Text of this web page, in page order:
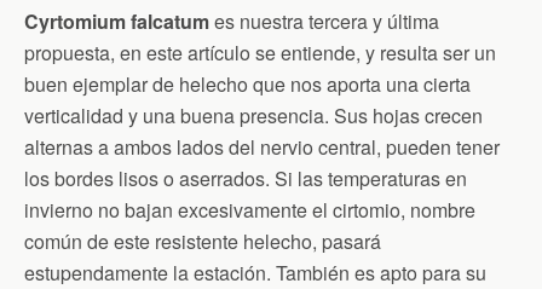
Cyrtomium falcatumes nuestra tercera y última
propuesta, en este artículo se entiende, y resulta ser un
buen ejemplar de helecho que nos aporta una cierta
verticalidad y una buena presencia. Sus hojas crecen
alternas a ambos lados del nervio central, pueden tener
los bordes lisos o aserrados. Si las temperaturas en
invierno no bajan excesivamente el cirtomio, nombre
común de este resistente helecho, pasará
estupendamente la estación. También es apto para su